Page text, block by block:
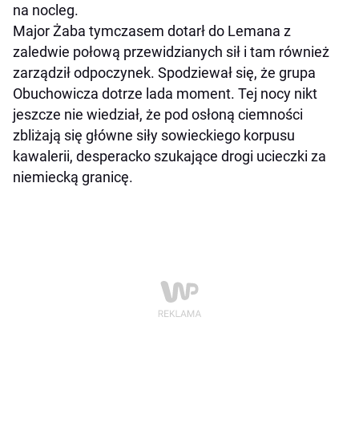
na nocleg.
Major Żaba tymczasem dotarł do Lemana z
zaledwie połową przewidzianych sił i tam również
zarządził odpoczynek. Spodziewał się, że grupa
Obuchowicza dotrze lada moment. Tej nocy nikt
jeszcze nie wiedział, że pod osłoną ciemności
zbliżają się główne siły sowieckiego korpusu
kawalerii, desperacko szukające drogi ucieczki za
niemiecką granicę.